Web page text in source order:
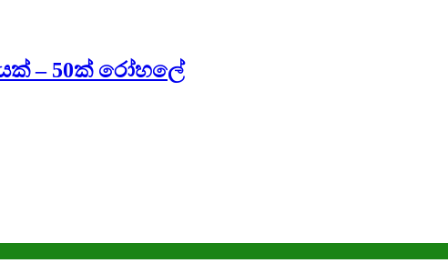
– 50ක් රෝහලේ